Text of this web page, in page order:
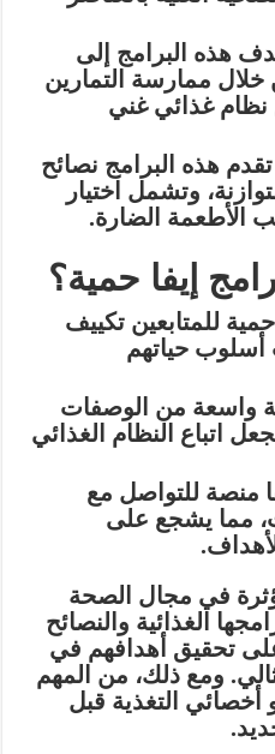
هذه البرامج إلى
خلال ممارسة التمارين
نظام غذائي غني
تقدم هذه البرامج نصائح
وتشمل اختيار
الأطعمة الضارة.
إيفا حمية؟
حمية للمتابعين تكييف
أسلوب حياتهم
واسعة من الوصفات
اتباع النظام الغذائي
منصة للتواصل مع
مما يشجع على
في مجال الصحة
الغذائية والنصائح
تحقيق أهدافهم في
ومع ذلك، من المهم
أخصائي التغذية قبل